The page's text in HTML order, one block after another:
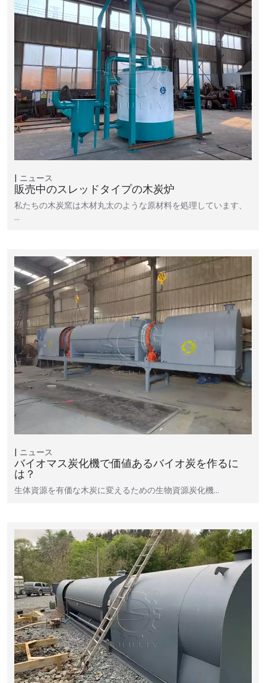
ニュース
販売中のスレッドタイプの木炭炉
私たちの木炭窯は木材丸太のような原材料を処理しています、
…
ニュース
バイオマス炭化機で価値あるバイオ炭を作るに
は？
生体資源を有価な木炭に変えるための生物資源炭化機…